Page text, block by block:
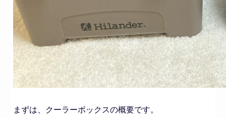
まずは、クーラーボックスの概要です。